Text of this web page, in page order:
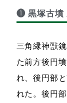
❶ 黒塚古墳
三角縁神獣
た前方後円
れ、後円部
れた。後円